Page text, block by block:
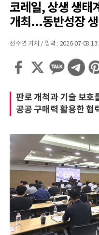
코레일, 상생 생태
개최...동반성장
전수연 기자 / 입력 : 2026-07-08
판로 개척과 기술 보호
공공 구매력 활용한 협